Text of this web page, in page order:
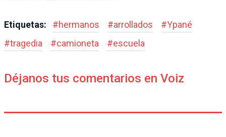
Etiquetas: #hermanos #arrollados #Ypané
#tragedia #camioneta #escuela
Déjanos tus comentarios en Voiz